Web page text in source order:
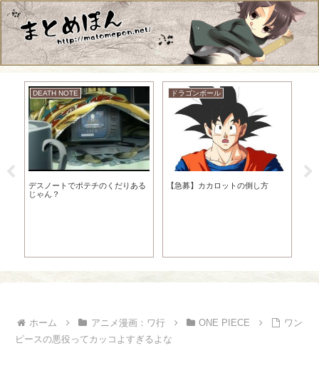
DEATH NOTE
デスノートでポテチのくだりある
じゃん？
ドラゴンボール
【急募】カカロットの倒し方
ホーム アニメ漫画：ワ行 ONE PIECE
ワン
ピースの悪役ってカッコよすぎるよな